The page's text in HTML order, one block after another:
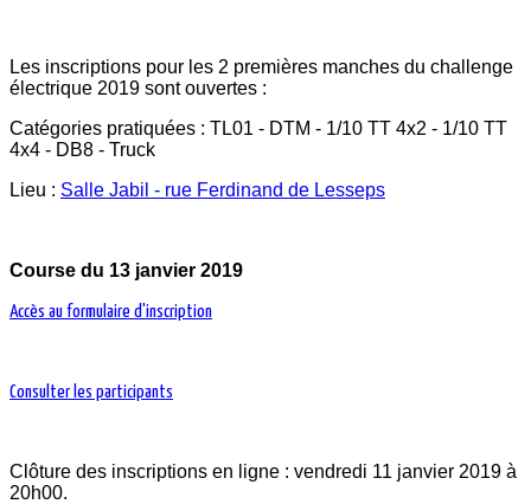
Les inscriptions pour les 2 premières manches du challenge
électrique 2019 sont ouvertes :
Catégories pratiquées : TL01 - DTM - 1/10 TT 4x2 - 1/10 TT
4x4 - DB8 - Truck
Lieu : Salle Jabil - rue Ferdinand de Lesseps
Course du 13 janvier 2019
Accès au formulaire d'inscription
Consulter les participants
Clôture des inscriptions en ligne : vendredi 11 janvier 2019 à
20h00.